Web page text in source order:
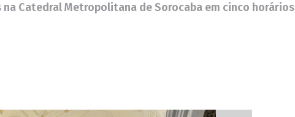
Catedral Metropolitana de Sorocaba em cinco horários